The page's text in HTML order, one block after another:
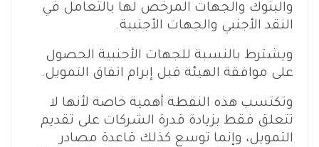
والبنوك والجهات المرخص لها بالتعامل في
النقد الأجنبي والجهات الأجنبية.
ويشترط بالنسبة للجهات الأجنبية الحصول
على موافقة الهيئة قبل إبرام اتفاق التمويل.
وتكتسب هذه النقطة أهمية خاصة لأنها لا
تتعلق فقط بزيادة قدرة الشركات على تقديم
التمويل، وإنما توسع كذلك قاعدة مصادر